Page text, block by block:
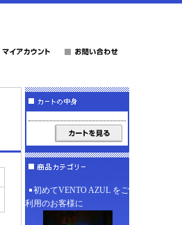
初めてVENTO AZUL をご
利用のお客様に